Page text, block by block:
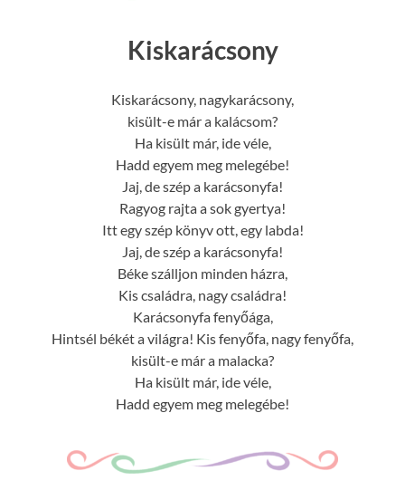
Kiskarácsony
Kiskarácsony, nagykarácsony,
kisült-e már a kalácsom?
Ha kisült már, ide véle,
Hadd egyem meg melegébe!
Jaj, de szép a karácsonyfa!
Ragyog rajta a sok gyertya!
Itt egy szép könyv ott, egy labda!
Jaj, de szép a karácsonyfa!
Béke szálljon minden házra,
Kis családra, nagy családra!
Karácsonyfa fenyőága,
Hintsél békét a világra! Kis fenyőfa, nagy fenyőfa,
kisült-e már a malacka?
Ha kisült már, ide véle,
Hadd egyem meg melegébe!